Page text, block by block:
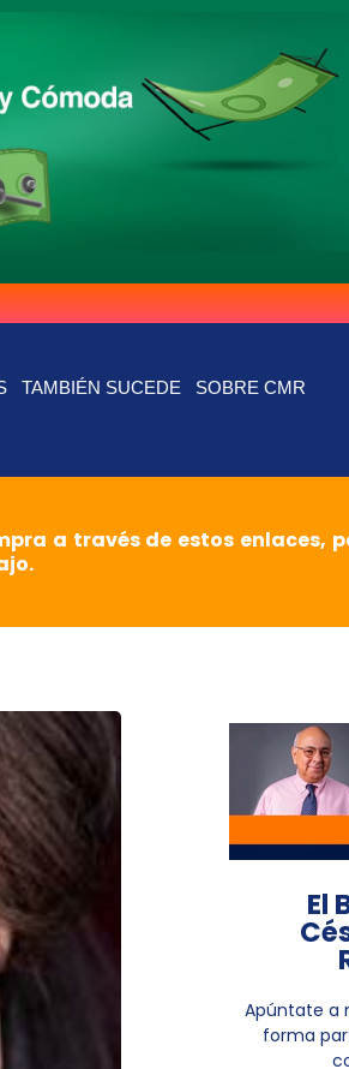
TAMBIÉN SUCEDE SOBRE CMR
a través de estos enlaces,
El
Apúntate a
forma